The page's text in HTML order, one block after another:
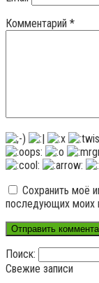
Комментарий *
Сохранить моё
последующих моих
Поиск:
Свежие записи